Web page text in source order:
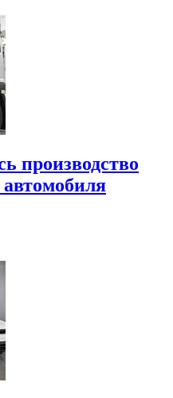
производство
автомобиля